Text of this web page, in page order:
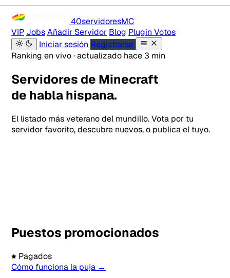
40servidoresMC
VIP JobsAñadir Servidor Blog Plugin Votos
Iniciar sesión Registrarse
Ranking en vivo · actualizado hace 3 min
Servidores de Minecraft
de habla hispana.
El listado más veterano del mundillo. Vota por tu
servidor favorito, descubre nuevos, o publica el tuyo.
Puestos promocionados
Pagados
Cómo funciona la puja →